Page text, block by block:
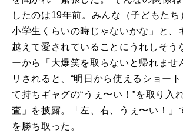
したのは19年前。みんな（子どもたち
小学生くらいの時じゃないかな」と、
越えて愛されていることにうれしそう
ーから「大爆笑を取らないと帰れませ
リされると、“明日から使えるショート
て持ちギャグの“うぇ〜い！”を取り入
査」を披露。「左、右、うぇ〜い！」
を勝ち取った。